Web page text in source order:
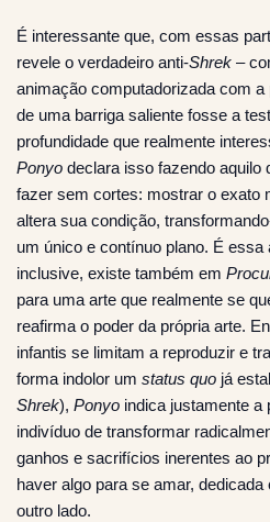
É interessante que, com essas
revele o verdadeiro anti-Shrek –
animação computadorizada com
de uma barriga saliente fosse a
profundidade que realmente
Ponyo declara isso fazendo aquilo
fazer sem cortes: mostrar o exato
altera sua condição,
um único e contínuo plano. É
inclusive, existe também em
para uma arte que realmente se
reafirma o poder da própria arte.
infantis se limitam a reproduzir e
forma indolor um status quo já
Shrek), Ponyo indica justamente a
indivíduo de transformar
ganhos e sacrifícios inerentes ao
haver algo para se amar,
outro lado.